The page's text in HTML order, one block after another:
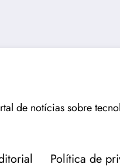
de notícias sobre
Política de